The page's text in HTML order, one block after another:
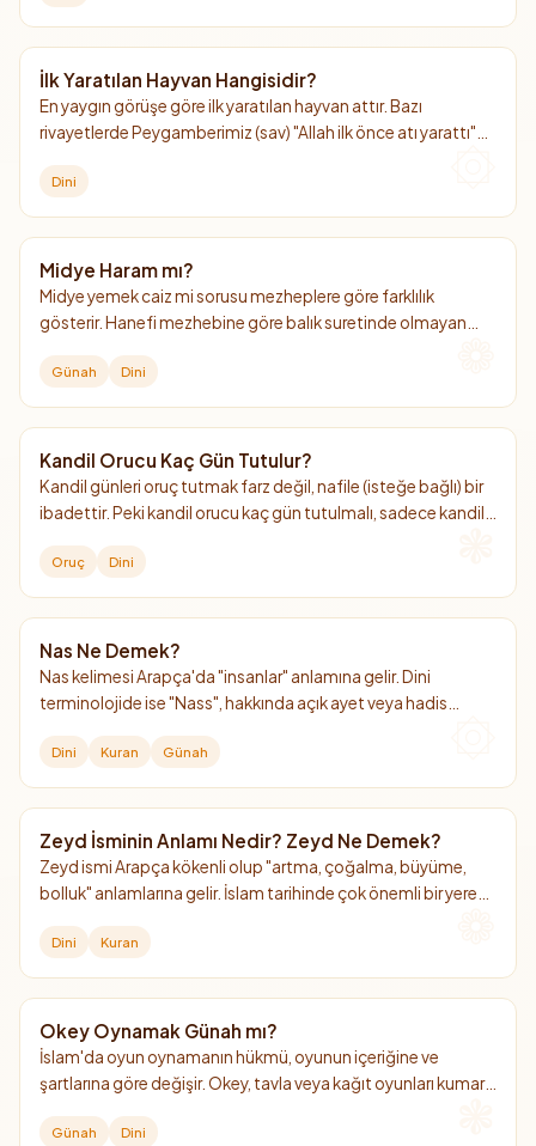
İlk Yaratılan Hayvan Hangisidir?
En yaygın görüşe göre ilk yaratılan hayvan attır. Bazı
rivayetlerde Peygamberimiz (sav) "Allah ilk önce atı yarattı"
bir hayvan olarak görülüyor.
Dini
Midye Haram mı?
Midye yemek caiz mi sorusu mezheplere göre farklılık
gösterir. Hanefi mezhebine göre balık suretinde olmayan
değildir, diğer mezheplere göre ise helaldir.
Günah Dini
Kandil Orucu Kaç Gün Tutulur?
Kandil günleri oruç tutmak farz değil, nafile (isteğe bağlı) bir
ibadettir. Peki kandil orucu kaç gün tutulmalı, sadece kandil
Oruç Dini
Nas Ne Demek?
Nas kelimesi Arapça'da "insanlar" anlamına gelir. Dini
terminolojide ise "Nass", hakkında açık ayet veya hadis
Dini Kuran Günah
Zeyd İsminin Anlamı Nedir? Zeyd Ne Demek?
Zeyd ismi Arapça kökenli olup "artma, çoğalma, büyüme,
bolluk" anlamlarına gelir. İslam tarihinde çok önemli bir yere
sahabidir.
Dini Kuran
Okey Oynamak Günah mı?
İslam'da oyun oynamanın hükmü, oyunun içeriğine ve
şartlarına göre değişir. Okey, tavla veya kağıt oyunları kumar
değildir.
Günah Dini